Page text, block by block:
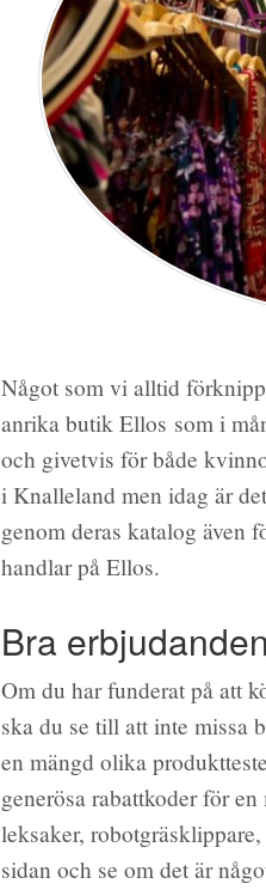
Något som vi alltid
anrika butik Ellos som i
och givetvis för både
i Knalleland men idag är
genom deras katalog även
handlar på Ellos.
Bra
Om du har funderat på att
ska du se till att inte missa
en mängd olika
generösa rabattkoder för
leksaker,
sidan och se om det är